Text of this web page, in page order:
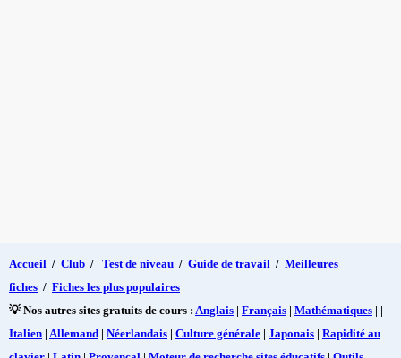
Accueil / Club / Test de niveau / Guide de travail / Meilleures
fiches / Fiches les plus populaires
💡 Nos autres sites gratuits de cours : Anglais | Français | Mathématiques | |
Italien | Allemand | Néerlandais | Culture générale | Japonais | Rapidité au